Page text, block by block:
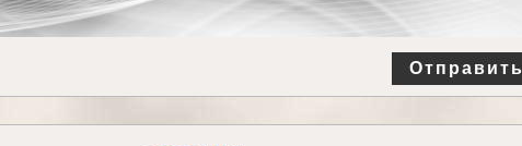
Отправить